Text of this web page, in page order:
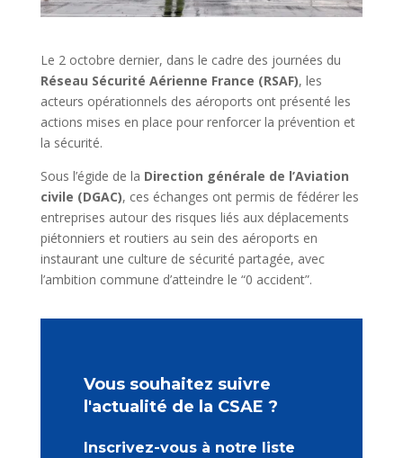
Le 2 octobre dernier, dans le cadre des journées du
Réseau Sécurité Aérienne France (RSAF), les
acteurs opérationnels des aéroports ont présenté les
actions mises en place pour renforcer la prévention et
la sécurité.
Sous l’égide de la Direction générale de l’Aviation
civile (DGAC), ces échanges ont permis de fédérer les
entreprises autour des risques liés aux déplacements
piétonniers et routiers au sein des aéroports en
instaurant une culture de sécurité partagée, avec
l’ambition commune d’atteindre le “0 accident”.
Vous souhaitez suivre
l'actualité de la CSAE ?
Inscrivez-vous à notre liste